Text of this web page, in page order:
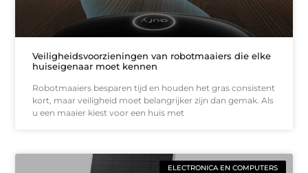
Veiligheidsvoorzieningen van robotmaaiers die elke
huiseigenaar moet kennen
Robotmaaiers besparen tijd en houden het gras consistent
kort, maar veiligheid moet belangrijker zijn dan gemak. Als
u een maaier kiest voor een huis met
ELECTRONICA EN COMPUTERS